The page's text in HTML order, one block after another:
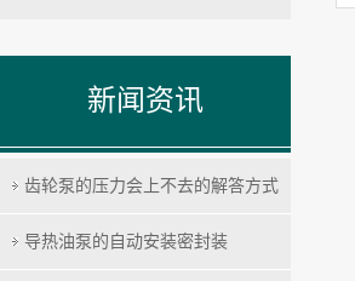
新闻资讯
齿轮泵的压力会上不去的解答方式
导热油泵的自动安装密封装